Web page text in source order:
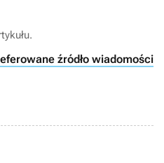
źródło wiadomości